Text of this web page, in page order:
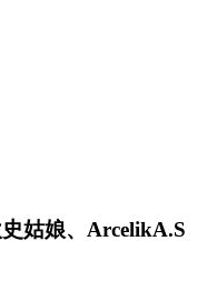
姑娘、ArcelikA.S